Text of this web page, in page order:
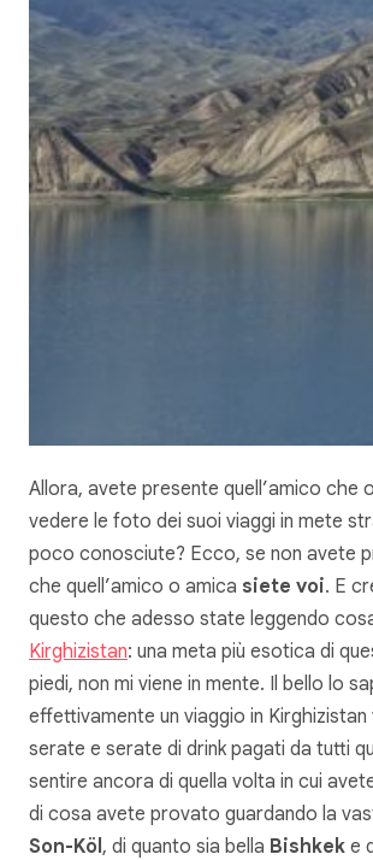
Allora, avete presente quell’amico che
vedere le foto dei suoi viaggi in mete
poco conosciute? Ecco, se non avete
che quell’amico o amica siete voi. E
questo che adesso state leggendo
Kirghizistan: una meta più esotica di
piedi, non mi viene in mente. Il bello lo
effettivamente un viaggio in
serate e serate di drink pagati da tutti
sentire ancora di quella volta in cui
di cosa avete provato guardando la
Son-Köl , di quanto sia bella Bishkek e